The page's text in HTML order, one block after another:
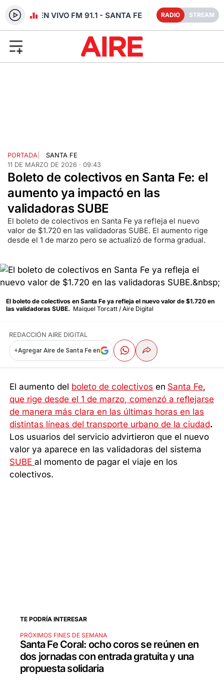
RADIO EN VIVO FM 91.1 - SANTA FE RADIO STREAM
PORTADA
SANTA FE
11 DE MARZO DE 2026 · 09:43
Boleto de colectivos en Santa Fe: el
aumento ya impactó en las
validadoras SUBE
El boleto de colectivos en Santa Fe ya refleja el nuevo
valor de $1.720 en las validadoras SUBE. El aumento rige
desde el 1 de marzo pero se actualizó de forma gradual.
El boleto de colectivos en Santa Fe ya refleja el nuevo valor de $1.720 en
las validadoras SUBE. Maiquel Torcatt / Aire Digital
REDACCIÓN AIRE DIGITAL
+Agregar Aire de Santa Fe en
El aumento del boleto de colectivos en Santa Fe,
que rige desde el 1 de marzo, comenzó a reflejarse
de manera más clara en las últimas horas en las
distintas líneas del transporte urbano de la ciudad.
Los usuarios del servicio advirtieron que el nuevo
valor ya aparece en las validadoras del sistema
SUBEal momento de pagar el viaje en los
colectivos.
TE PODRÍA INTERESAR
PRÓXIMOS FINES DE SEMANA
Santa Fe Coral: ocho coros se reúnen en
dos jornadas con entrada gratuita y una
propuesta solidaria